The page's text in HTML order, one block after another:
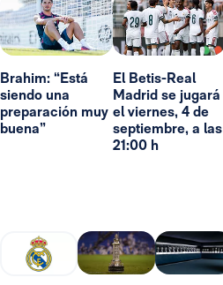
Brahim: “Está
siendo una
preparación muy
buena”
El Betis-Real
Madrid se jugará
el viernes, 4 de
septiembre, a las
21:00 h